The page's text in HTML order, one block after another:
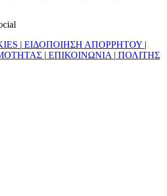
| ΕΙΔΟΠΟΙΗΣΗ ΑΠΟΡΡΗΤΟΥ |
| ΕΠΙΚΟΙΝΩΝΙΑ | ΠΟΛΙΤΗΣ